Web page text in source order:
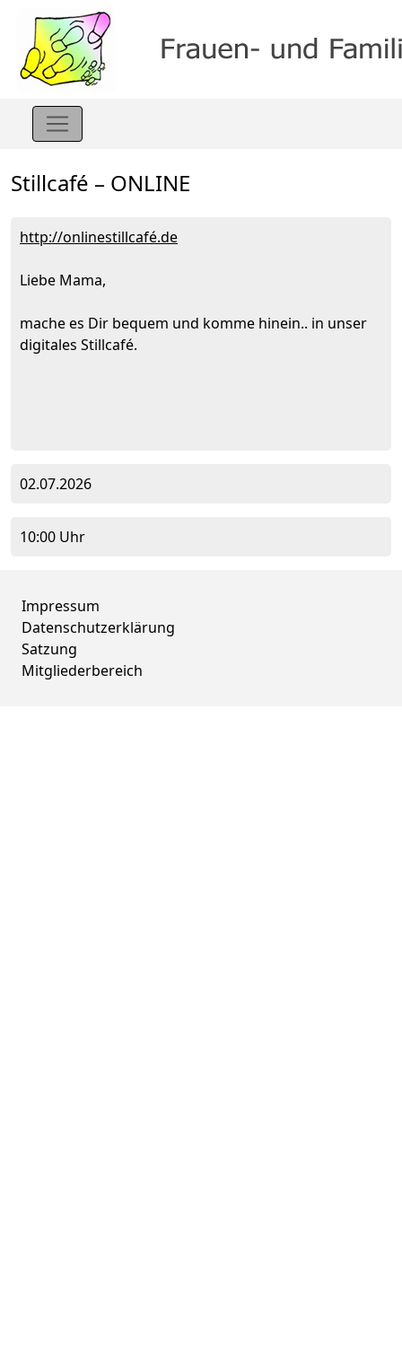
Stillcafé – ONLINE
http://onlinestillcafé.de
Liebe Mama,
mache es Dir bequem und komme hinein.. in unser
digitales Stillcafé.
02.07.2026
10:00 Uhr
Impressum
Datenschutzerklärung
Satzung
Mitgliederbereich